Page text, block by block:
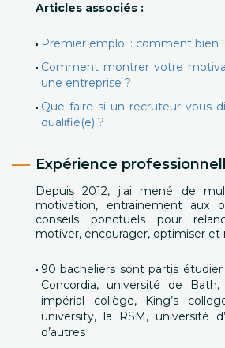
Articles associés :
Premier emploi : comment bien
Comment montrer votre
une entreprise ?
Que faire si un recruteur vous
qualifié(e) ?
Expérience
Depuis 2012, j'ai mené de
motivation, entrainement aux
conseils ponctuels pour
motiver, encourager, optimiser et
90 bacheliers sont partis
Concordia, université de Bath,
impérial collège, King’s
university, la RSM, université
d’autres